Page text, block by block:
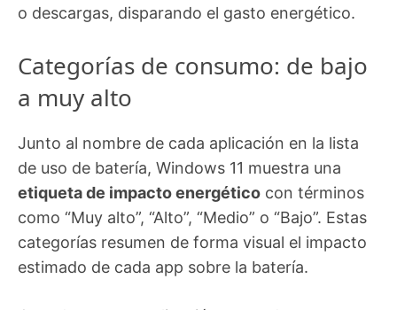
o descargas, disparando el gasto energético.
Categorías de consumo: de bajo
a muy alto
Junto al nombre de cada aplicación en la lista
de uso de batería, Windows 11 muestra una
etiqueta de impacto energético con términos
como “Muy alto”, “Alto”, “Medio” o “Bajo”. Estas
categorías resumen de forma visual el impacto
estimado de cada app sobre la batería.